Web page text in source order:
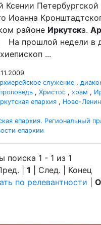
Ксении Петербургской
Иоанна
районе Иркутска.
На прошлой недели в
...
служение ,
проповедь , Христос , храм ,
епархия , Ново-
епархия. Региональный
епархии
поиска 1 - 1 из 1
| 1 | След. | Конец
по релевантности